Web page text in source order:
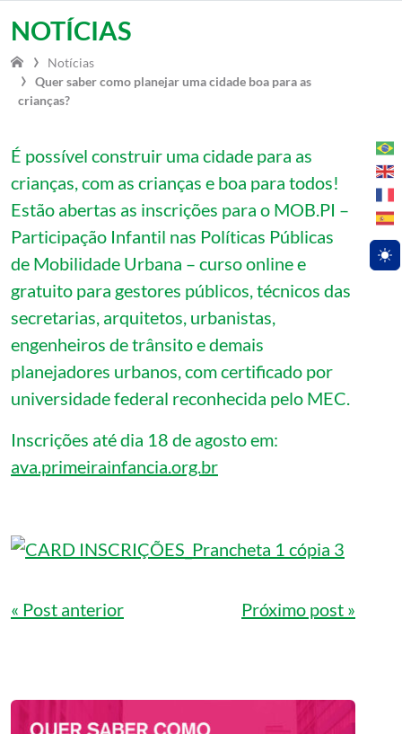
Vá para o conteúdo
NOTÍCIAS
Notícias
Quer saber como planejar uma cidade boa para as
crianças?
É possível construir uma cidade para as
crianças, com as crianças e boa para todos!
Estão abertas as inscrições para o MOB.PI –
Participação Infantil nas Políticas Públicas
de Mobilidade Urbana – curso online e
gratuito para gestores públicos, técnicos das
secretarias, arquitetos, urbanistas,
engenheiros de trânsito e demais
planejadores urbanos, com certificado por
universidade federal reconhecida pelo MEC.
Inscrições até dia 18 de agosto em:
ava.primeirainfancia.org.br
Navegação de Post
« Post anterior Próximo post »